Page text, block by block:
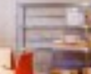
EDOGAWA/KASAI/
上野/北千住/葛飾/松戸/柏
UENO/KITASENJU/
川口/戸田/浦和/大宮/越谷
KAWAGUCHI/TODA/